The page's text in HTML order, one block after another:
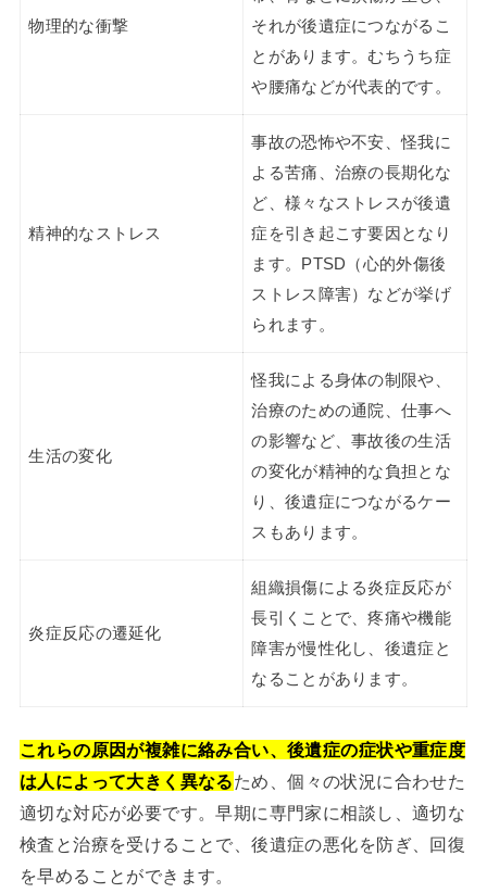
物理的な衝撃
それが後遺症につながるこ
とがあります。むちうち症
や腰痛などが代表的です。
精神的なストレス
事故の恐怖や不安、怪我に
よる苦痛、治療の長期化な
ど、様々なストレスが後遺
症を引き起こす要因となり
ます。PTSD（心的外傷後
ストレス障害）などが挙げ
られます。
生活の変化
怪我による身体の制限や、
治療のための通院、仕事へ
の影響など、事故後の生活
の変化が精神的な負担とな
り、後遺症につながるケー
スもあります。
炎症反応の遷延化
組織損傷による炎症反応が
長引くことで、疼痛や機能
障害が慢性化し、後遺症と
なることがあります。
これらの原因が複雑に絡み合い、後遺症の症状や重症度
は人によって大きく異なるため、個々の状況に合わせた
適切な対応が必要です。早期に専門家に相談し、適切な
検査と治療を受けることで、後遺症の悪化を防ぎ、回復
を早めることができます。